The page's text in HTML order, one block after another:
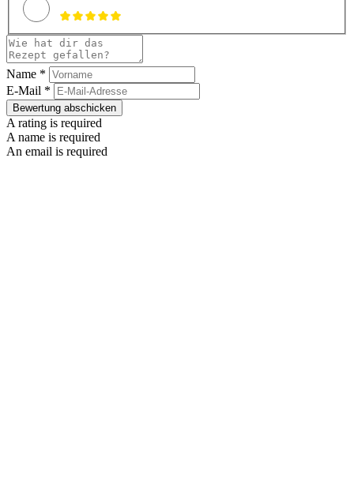
Name *
E-Mail *
Bewertung abschicken
A rating is required
A name is required
An email is required